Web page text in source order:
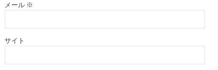
メール ※
サイト